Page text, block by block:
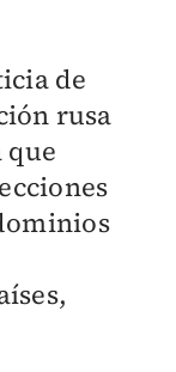
de
rusa